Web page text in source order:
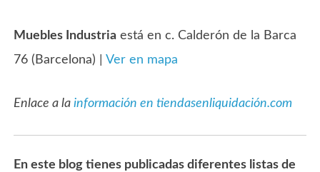
Muebles Industria está en c. Calderón de la Barca
76 (Barcelona) |Ver en mapa
Enlace a lainformación en tiendasenliquidación.com
En este blog tienes publicadas diferentes listas de